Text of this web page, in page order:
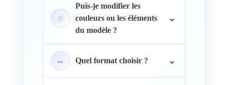
◌
Puis-je modifier les
couleurs ou les éléments
du modèle ?
↔ Quel format choisir ?